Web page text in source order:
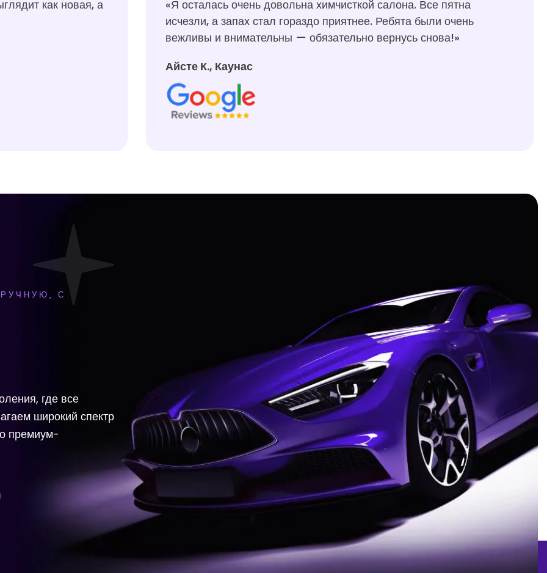
как новая, а
«Я осталась очень довольна химчисткой салона. Все пятна
исчезли, а запах стал гораздо приятнее. Ребята были очень
вежливы и внимательны — обязательно вернусь снова!»
Айсте К., Каунас
С
где все
широкий спектр
премиум-